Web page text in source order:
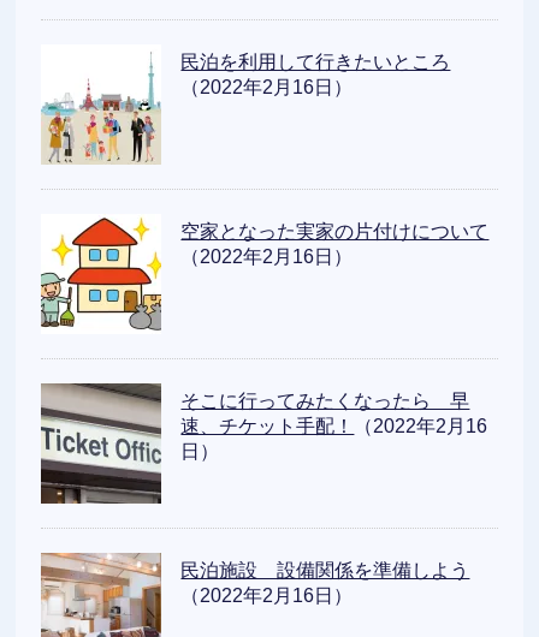
民泊を利用して行きたいところ
（2022年2月16日）
空家となった実家の片付けについて
（2022年2月16日）
そこに行ってみたくなったら 早
速、チケット手配！
（2022年2月16
日）
民泊施設 設備関係を準備しよう
（2022年2月16日）